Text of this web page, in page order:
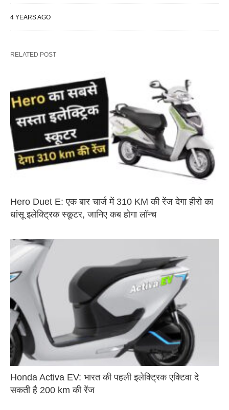
4 YEARS AGO
RELATED POST
Hero Duet E: एक बार चार्ज में 310 KM की रेंज देगा हीरो का
धांसू इलेक्ट्रिक स्कूटर, जानिए कब होगा लॉन्च
Honda Activa EV: भारत की पहली इलेक्ट्रिक एक्टिवा दे
सकती है 200 km की रेंज